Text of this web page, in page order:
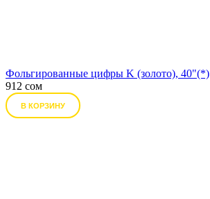
Фольгированные цифры K (золото), 40"(*)
912 сом
В КОРЗИНУ